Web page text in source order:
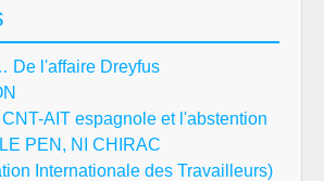
De l'affaire Dreyfus
AIT espagnole et l'abstention
PEN, NI CHIRAC
Internationale des Travailleurs)